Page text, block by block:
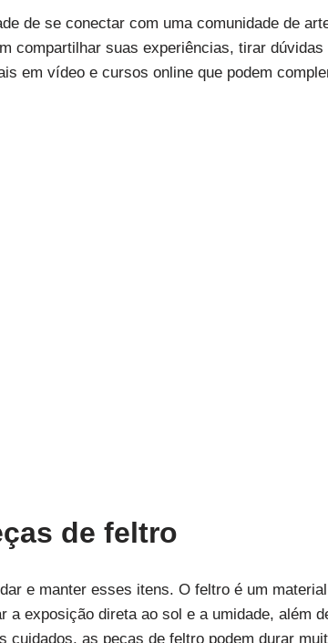
de se conectar com uma comunidade de
compartilhar suas experiências, tirar dúvidas
em vídeo e cursos online que podem
de feltro
e manter esses itens. O feltro é um
exposição direta ao sol e a umidade, além
cuidados, as peças de feltro podem durar